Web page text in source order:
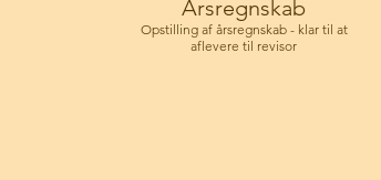
Årsregnskab
Opstilling af årsregnskab - klar til at
aflevere til revisor